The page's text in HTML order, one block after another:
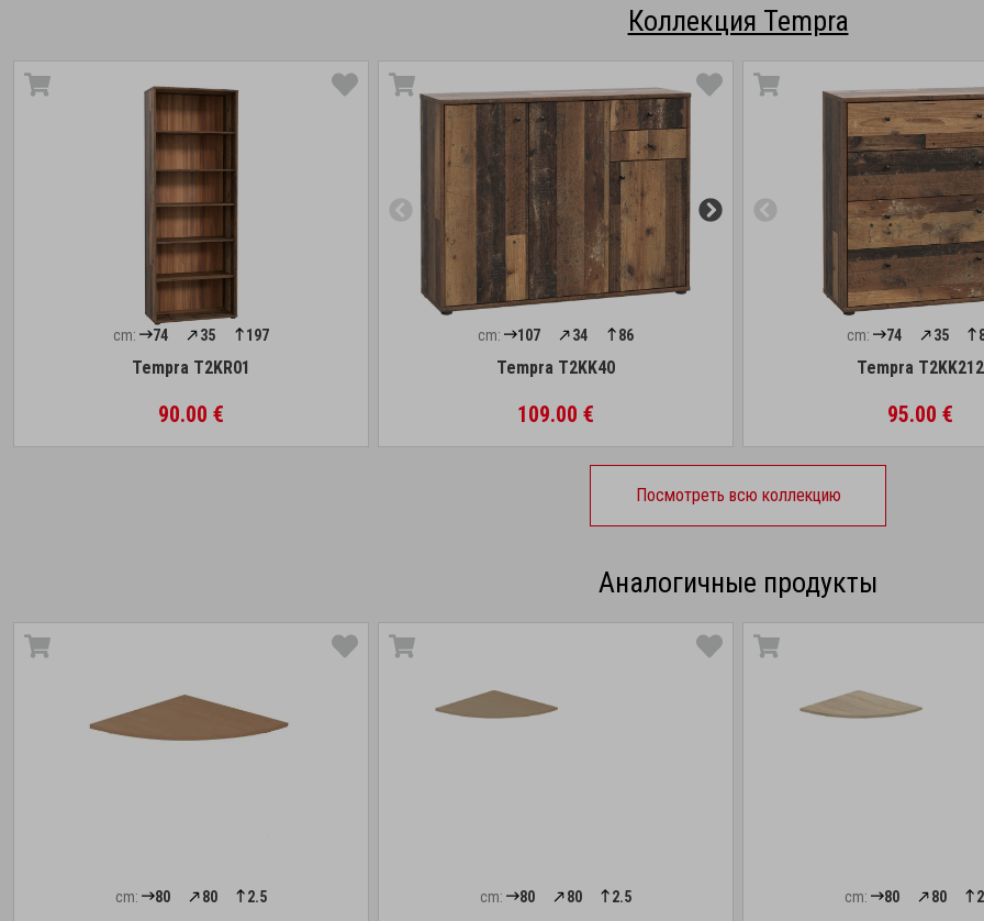
Коллекция Tempra
cm: 74 35 197
Tempra T2KR01
90.00 €
cm: 107 34 86
Tempra T2KK40
109.00 €
cm: 74 35
Tempra T2KK212
95.00 €
Посмотреть всю коллекцию
Аналогичные продукты
cm: 80 80 2.5 cm: 80 80 2.5 cm: 80 80